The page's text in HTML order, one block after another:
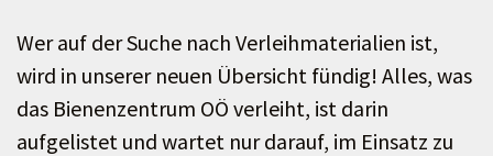
Wer auf der Suche nach Verleihmaterialien ist,
wird in unserer neuen Übersicht fündig! Alles, was
das Bienenzentrum OÖ verleiht, ist darin
aufgelistet und wartet nur darauf, im Einsatz zu